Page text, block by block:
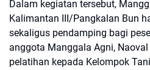
Dalam kegiatan tersebut,
Kalimantan III/Pangkalan Bun
sekaligus pendamping bagi
anggota Manggala Agni,
pelatihan kepada Kelompok